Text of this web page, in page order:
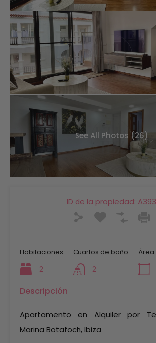
See All Photos (26)
ID de la propiedad: A393
Habitaciones
2
Cuartos de baño
2
Área
Descripción
Apartamento en Alquiler por
Marina Botafoch, Ibiza